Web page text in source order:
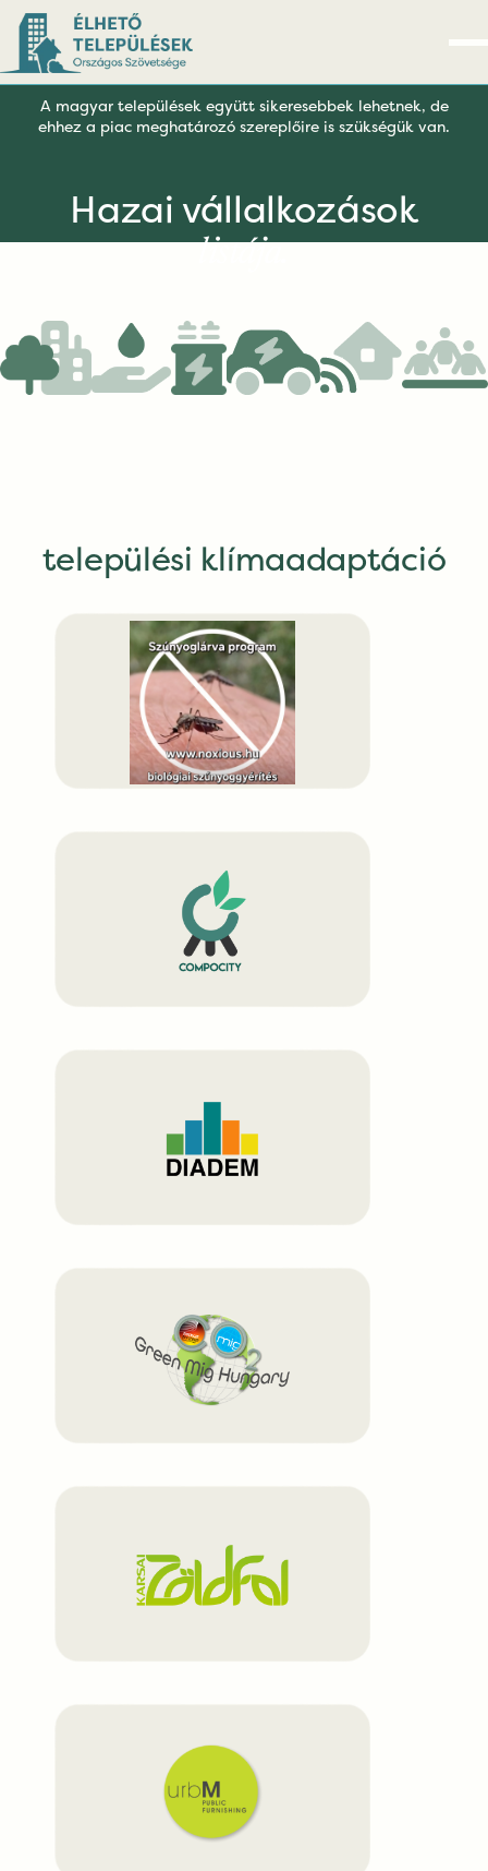
Hazai vállalkozások
listája.
A magyar települések együtt sikeresebbek lehetnek, de
ehhez a piac meghatározó szereplőire is szükségük van.
települési klímaadaptáció